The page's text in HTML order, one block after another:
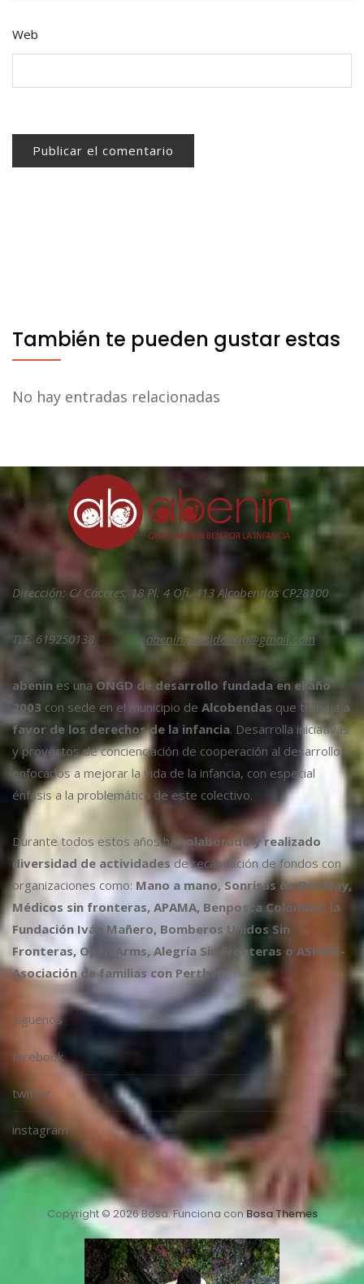
Web
También te pueden gustar estas
No hay entradas relacionadas
Dirección: C/ Cáceres, 18 Pl. 4 Ofi. 413 Alcobendas CP28100
TLF: 619250138abenin.presidencia@gmail.com
abenin es unaONGD de desarrollo fundada en el año
2003 con sede en el municipio de Alcobendas que trabaja a
favor de los derechos de la infancia. Desarrolla iniciativas
y proyectos de concienciación de cooperación al desarrollo,
enfocados a mejorar la vida de la infancia, con especial
énfasis a la problemática de este colectivo.
Durante todos estos años hacolaborado y realizado
diversidad de actividadesde recaudación de fondos con
organizaciones como: Mano a mano, Sonrisas de Bombay,
Médicos sin fronteras, APAMA, Benposta Colombia, la
Fundación Iván Mañero, Bomberos Unidos Sin
Fronteras, Open Arms, Alegría Sin Fronteras o ASFAPE-
Asociación de familias con Perthes.
Síguenos
facebook
twitter
instagram
Copyright © 2026 Bosa. Funciona conBosa Themes